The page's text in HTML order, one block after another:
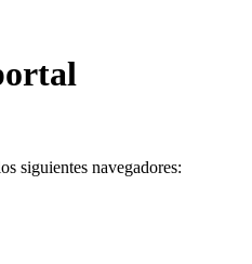
siguientes navegadores: